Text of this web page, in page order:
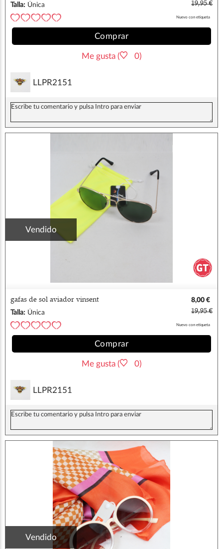
Talla: Única 19,95 €
Nuevo con etiqueta
Comprar
Me gusta ( 0)
LLPR2151
Vendido
gafas de sol aviador vinsent
8,00 €
Talla: Única 19,95 €
Nuevo con etiqueta
Comprar
Me gusta ( 0)
LLPR2151
Vendido